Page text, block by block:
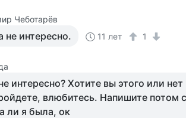
Чеботарёв
не интересно. 11 лет 1
интересно? Хотите вы этого или нет
влюбитесь. Напишите потом
ли я была, ок